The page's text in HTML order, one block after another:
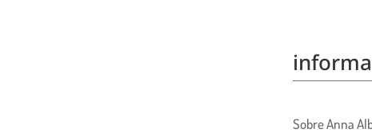
Sobre Anna